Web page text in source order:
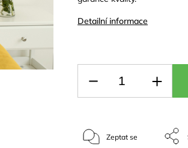
Detailní informace
Zeptat se